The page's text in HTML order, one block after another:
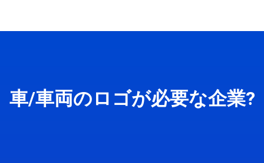
車/車両のロゴが必要な企業?